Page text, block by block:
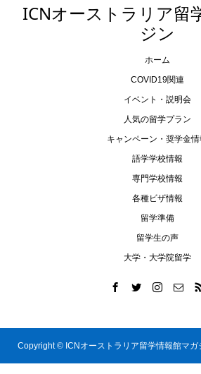
ICNオーストラリア留
ジン
ホーム
COVID19関連
イベント・説明会
人気の留学プラン
キャンペーン・奨学金情
語学学校情報
専門学校情報
各種ビザ情報
留学準備
留学生の声
大学・大学院留学
Copyright © ICNオーストラリア留学情報館マ